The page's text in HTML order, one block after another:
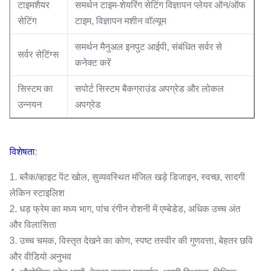
टाइमशैयर
सेटिंग
समर्थन टाइम-शेयरिंग सेटिंग विज्ञापन प्लेयर ऑन/ऑफ
टाइम, विज्ञापन मशीन वॉल्यूम
सर्वर सेटिंग्स
समर्थन मैनुअल इनपुट आईपी, संबंधित सर्वर से
कनेक्ट करें
सिस्टम का
उन्नयन
सपोर्ट सिस्टम बैकग्राउंड अपग्रेड और लोकल
अपग्रेड
विशेषता:
1. ब्लैक/व्हाइट पेंट खोल, सुव्यवस्थित मंजिल खड़े डिजाइन, स्वच्छ, सादगी
लेकिन स्टाइलिश
2. धड़ फ्रेम का मध्य भाग, पांच रंगीन रोशनी में एम्बेडेड, अधिक उच्च अंत
और विलासिता
3. उच्च चमक, विस्तृत देखने का कोण, स्पष्ट तस्वीर की गुणवत्ता, बेहतर छवि
और वीडियो अनुभव